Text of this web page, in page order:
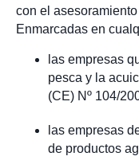
con el
Enmarcadas en
las empresas
pesca y la
(CE) Nº 104/
las empresas
de productos